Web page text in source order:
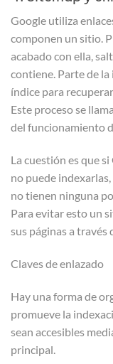
Google utiliza
componen un sitio.
acabado con ella,
contiene. Parte de
índice para
Este proceso se
del funcionamiento
La cuestión es que
no puede
no tienen ninguna
Para evitar esto un
sus páginas a través
Claves de enlazado
Hay una forma de
promueve la
sean accesibles
principal.